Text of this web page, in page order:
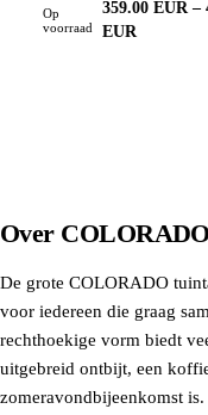
Op
voorraad
359.00 EUR –
EUR
Over COLORADO
De grote COLORADO
voor iedereen die graag
rechthoekige vorm biedt
uitgebreid ontbijt, een
zomeravondbijeenkomst